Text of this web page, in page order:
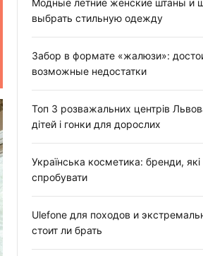
Модные летние женские штаны и
выбрать стильную одежду
Забор в формате «жалюзи»:
возможные недостатки
Топ 3 розважальних центрів
дітей і гонки для дорослих
Українська косметика: бренди, які
спробувати
Ulefone для походов и
стоит ли брать